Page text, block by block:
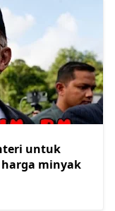
untuk
harga minyak